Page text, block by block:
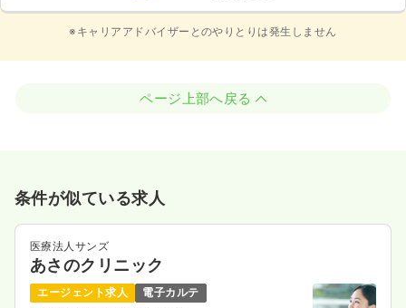
※キャリアアドバイザーとのやりとりは発生しません
ページ上部へ戻る
条件が似ている求人
医療法人サンズ
あさのクリニック
エージェント求人
電子カルテ